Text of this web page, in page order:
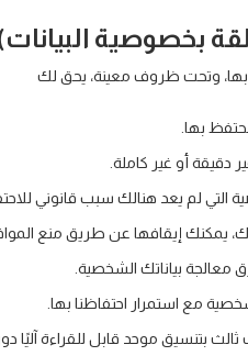
بخصوصية
بها، وتحت ظروف معينة، يحق لك
بها.
دقيقة أو غير كاملة.
التي لم يعد هنالك سبب قانوني
يمكنك إيقافها عن طريق منع
معالجة بياناتك الشخصية.
مع استمرار احتفاظنا بها.
بتنسيق موحد قابل للقراءة آليًا دون